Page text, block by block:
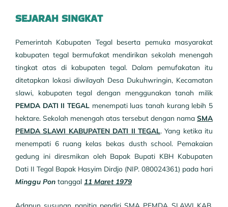
SEJARAH SINGKAT
Pemerintah Kabupaten Tegal beserta pemuka masyarakat
kabupaten tegal bermufakat mendirikan sekolah menengah
tingkat atas di kabupaten tegal. Dalam pemufakatan itu
ditetapkan lokasi diwilayah Desa Dukuhwringin, Kecamatan
slawi, kabupaten tegal dengan menggunakan tanah milik
PEMDA DATI II TEGAL menempati luas tanah kurang lebih 5
hektare. Sekolah menengah atas tersebut dengan nama SMA
PEMDA SLAWI KABUPATEN DATI II TEGAL. Yang ketika itu
menempati 6 ruang kelas bekas dusth school. Pemakaian
gedung ini diresmikan oleh Bapak Bupati KBH Kabupaten
Dati II Tegal Bapak Hasyim Dirdjo (NIP. 080024361) pada hari
Minggu Pon tanggal 11 Maret 1979
Adapun susunan panitia pendiri SMA PEMDA SLAWI KAB.